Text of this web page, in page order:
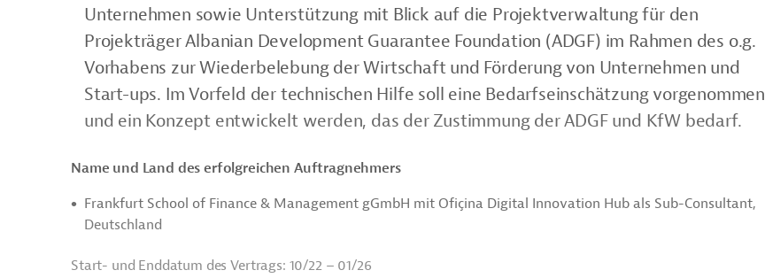
Unternehmen sowie Unterstützung mit Blick auf die Projektverwaltung für den
Projekträger Albanian Development Guarantee Foundation (ADGF) im Rahmen des o.g.
Vorhabens zur Wiederbelebung der Wirtschaft und Förderung von Unternehmen und
Start-ups. Im Vorfeld der technischen Hilfe soll eine Bedarfseinschätzung vorgenommen
und ein Konzept entwickelt werden, das der Zustimmung der ADGF und KfW bedarf.
Name und Land des erfolgreichen Auftragnehmers
Frankfurt School of Finance & Management gGmbH mit Ofiçina Digital Innovation Hub als Sub-Consultant,
Deutschland
Start- und Enddatum des Vertrags: 10/22 – 01/26